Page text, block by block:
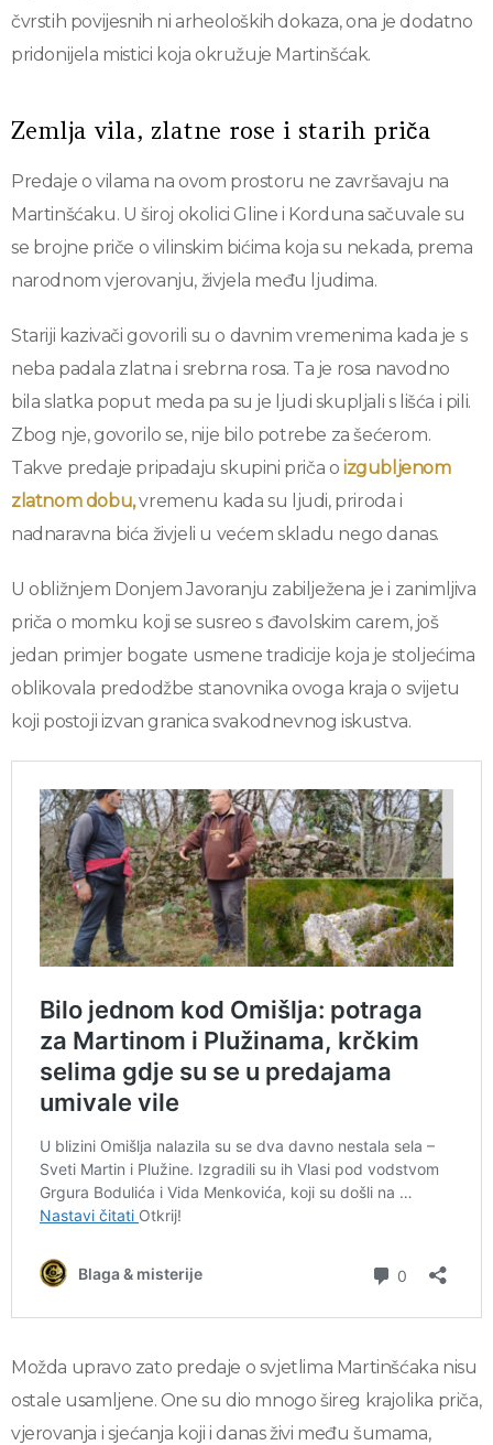
čvrstih povijesnih ni arheoloških dokaza, ona je dodatno
pridonijela mistici koja okružuje Martinšćak.
Zemlja vila, zlatne rose i starih priča
Predaje o vilama na ovom prostoru ne završavaju na
Martinšćaku. U široj okolici Gline i Korduna sačuvale su
se brojne priče o vilinskim bićima koja su nekada, prema
narodnom vjerovanju, živjela među ljudima.
Stariji kazivači govorili su o davnim vremenima kada je s
neba padala zlatna i srebrna rosa. Ta je rosa navodno
bila slatka poput meda pa su je ljudi skupljali s lišća i pili.
Zbog nje, govorilo se, nije bilo potrebe za šećerom.
Takve predaje pripadaju skupini priča oizgubljenom
zlatnom dobu,vremenu kada su ljudi, priroda i
nadnaravna bića živjeli u većem skladu nego danas.
U obližnjem Donjem Javoranju zabilježena je i zanimljiva
priča o momku koji se susreo s đavolskim carem, još
jedan primjer bogate usmene tradicije koja je stoljećima
oblikovala predodžbe stanovnika ovoga kraja o svijetu
koji postoji izvan granica svakodnevnog iskustva.
Možda upravo zato predaje o svjetlima Martinšćaka nisu
ostale usamljene. One su dio mnogo šireg krajolika priča,
vjerovanja i sjećanja koji i danas živi među šumama,